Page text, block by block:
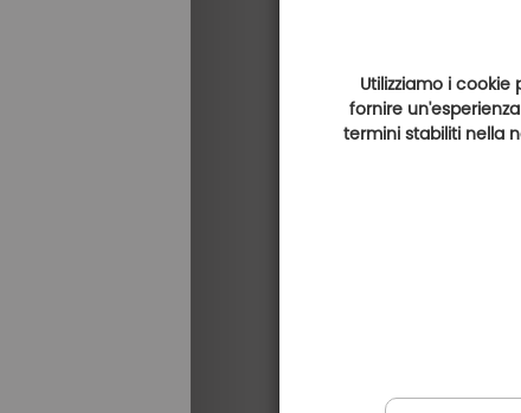
Utilizziamo i
fornire
termini stabiliti nella